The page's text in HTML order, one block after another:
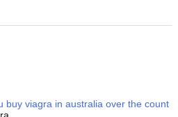
buy viagra in australia over the count